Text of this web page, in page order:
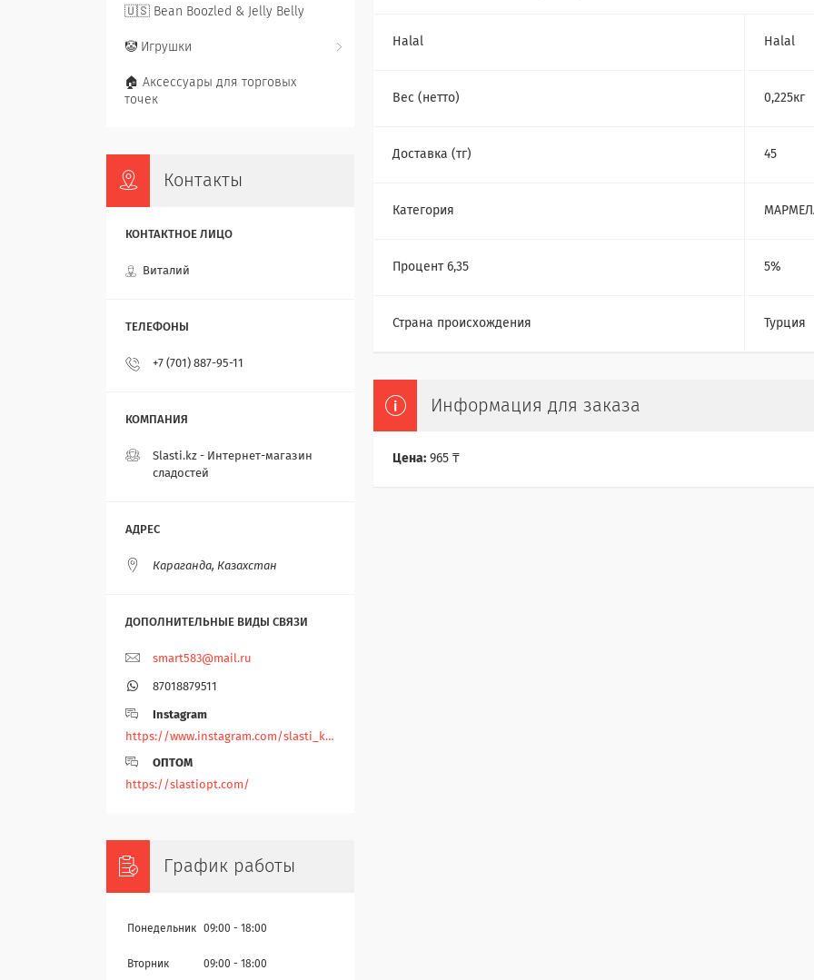
Halal Halal
Вес (нетто) 0,225кг
Доставка (тг) 45
Категория
Процент 6,35 5%
Страна происхождения Турция
Информация для заказа
Цена: 965 ₸
🇺🇸 Bean Boozled & Jelly Belly
🤡 Игрушки
🏠 Аксессуары для торговых
точек
Контакты
Виталий
+7 (701) 887-95-11
Slasti.kz - Интернет-магазин
сладостей
Караганда, Казахстан
smart583@mail.ru
87018879511
Instagram
https://www.instagram.com/slasti_kz/
ОПТОМ
https://slastiopt.com/
График работы
Понедельник 09:00 18:00
Вторник 09:00 18:00